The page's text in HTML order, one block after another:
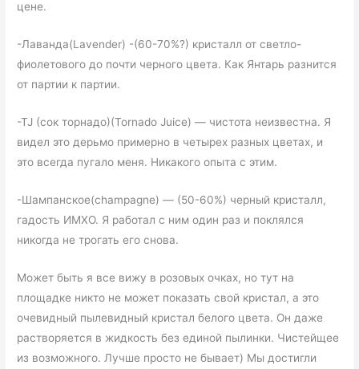
цене.
-Лаванда(Lavender) -(60-70%?) кристалл от светло-
фиолетового до почти черного цвета. Как Янтарь разнится
от партии к партии.
-TJ (сок торнадо)(Tornado Juice) — чистота неизвестна. Я
видел это дерьмо примерно в четырех разных цветах, и
это всегда пугало меня. Никакого опыта с этим.
-Шампанское(champagne) — (50-60%) черный кристалл,
гадость ИМХО. Я работал с ним один раз и поклялся
никогда не трогать его снова.
Может быть я все вижу в розовых очках, но тут на
площадке никто не может показать свой кристал, а это
очевидный пылевидный кристал белого цвета. Он даже
растворяется в жидкость без единой пылинки. Чистейщее
из возможного. Лучше просто не бывает) Мы достигли